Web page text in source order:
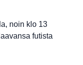
noin klo 13
futista